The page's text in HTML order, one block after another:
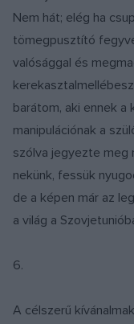
Nem hát; elég ha
tömegpusztító
valósággal és
barátom, aki ennek a
manipulációnak a
szólva jegyezte meg
nekünk, fessük
de a képen már az
a világ a
6.
A célszerű